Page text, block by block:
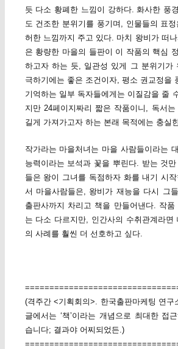
듯 다소 황폐한 느낌이 강하다. 화사한 풍
도 건조한 분위기를 풍기며, 인물들의 표
허한 느낌까지 주고 있다. 마치 왕비가 떠
은 황량한 마을의 들판이 이 작품의 핵심
하고자 하는 듯, 일관성 있게 그 분위기가
극하기에는 좋은 조건이자, 평소 권교정을
기억하는 일부 독자들에게는 이질감을 줄
지만 24페이지짜리 짧은 작품이니, 독서
길게 가져가고자 하는 본래 목적에는 충실
작가라는 마을처녀는 마을 사람들이라는
능력이라는 보석과 꽃을 뿌린다. 받는 것
들은 왕이 그녀를 독점하자 화를 내기 시
서 마을사람들은, 왕비가 재능을 다시 그
출판사까지 차리고 책을 만들어낸다. 작
는 다소 다르지만, 인간사의 수취관계라면
의 사례를 훨씬 더 선호하고 싶다.
(격주간 <기획회의>. 한국출판마케팅 연구
글에서는 ‘책’이라는 개념으로 최대한 접
습니다; 결과야 어찌되었든.)